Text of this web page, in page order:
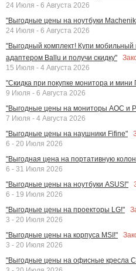
24 Июля - 6 Августа 2026
"Выгодные цены на ноутбуки
24 Июля - 6 Августа 2026
"Выгодный комплект! Купи
адаптером Ballu и получи скидку"
15 Июля - 4 Августа 2026
"Скидка при покупке монитора и мини
9 Июля - 6 Августа 2026
"Выгодные цены на мониторы AOC и
7 Июля - 4 Августа 2026
"Выгодные цены на наушники Fifine"
6 - 20 Июля 2026
"Выгодная цена на портативную
6 - 31 Июля 2026
"Выгодные цены на ноутбуки ASUS!"
6 - 19 Июля 2026
"Выгодные цены на проекторы LG!"
3 - 20 Июля 2026
"Выгодные цены на корпуса MSI!"
3 - 20 Июля 2026
"Выгодные цены на офисные кресла